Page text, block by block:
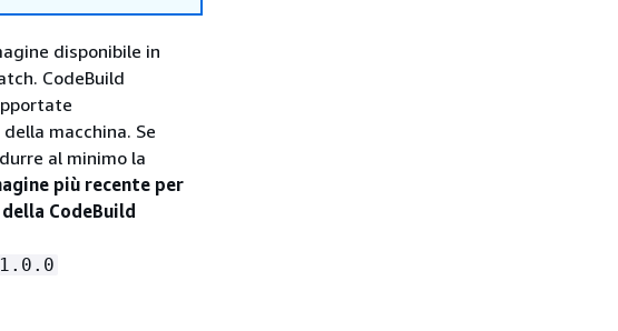
disponibile in
CodeBuild
della macchina. Se
al minimo la
più recente per
CodeBuild